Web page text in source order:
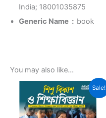
India; 18001035875
Generic Name ‏ : ‎ book
You may also like…
Sale!
Original
price
was:
₹499.00.
Current
price
is:
₹349.00.